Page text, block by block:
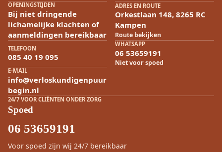
OPENINGSTIJDEN
Bij niet dringende
lichamelijke klachten of
aanmeldingen bereikbaar
ADRES EN ROUTE
Orkestlaan 148, 8265 RC
Kampen
Route bekijken
TELEFOON
085 40 19 095
WHATSAPP
06 53659191
Niet voor spoed
E-MAIL
info@verloskundigenpuur
begin.nl
24/7 VOOR CLIËNTEN ONDER ZORG
Spoed
06 53659191
Voor spoed zijn wij 24/7 bereikbaar